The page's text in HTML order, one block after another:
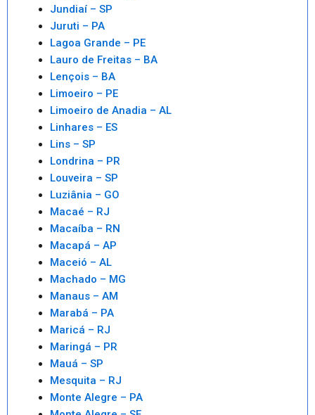
Jundiaí – SP
Juruti – PA
Lagoa Grande – PE
Lauro de Freitas – BA
Lençois – BA
Limoeiro – PE
Limoeiro de Anadia – AL
Linhares – ES
Lins – SP
Londrina – PR
Louveira – SP
Luziânia – GO
Macaé – RJ
Macaíba – RN
Macapá – AP
Maceió – AL
Machado – MG
Manaus – AM
Marabá – PA
Maricá – RJ
Maringá – PR
Mauá – SP
Mesquita – RJ
Monte Alegre – PA